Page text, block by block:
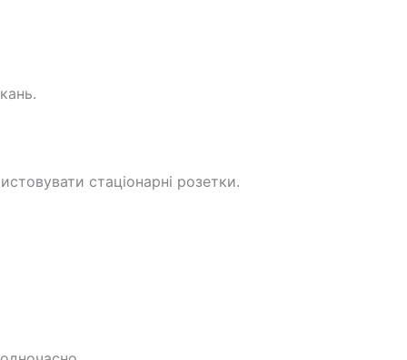
стаціонарні розетки.